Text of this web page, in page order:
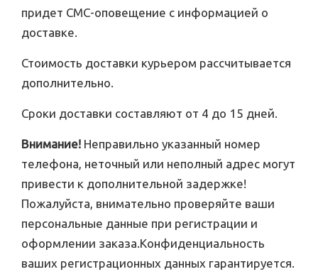
придет СМС-оповещение с информацией о
доставке.
Стоимость доставки курьером рассчитывается
дополнительно.
Сроки доставки составляют от 4 до 15 дней.
Внимание! Неправильно указанный номер
телефона, неточный или неполный адрес могут
привести к дополнительной задержке!
Пожалуйста, внимательно проверяйте ваши
персональные данные при регистрации и
оформлении заказа.Конфиденциальность
ваших регистрационных данных гарантируется.